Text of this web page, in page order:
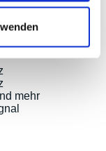
LAN, SoC
mehr